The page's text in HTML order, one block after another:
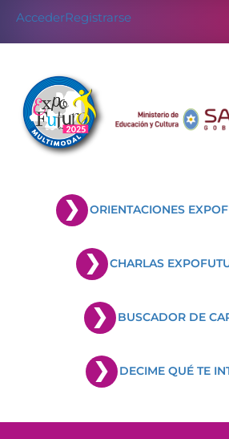
AccederRegistrarse
ORIENTACIONES
CHARLAS
BUSCADOR DE
DECIME QUÉ TE